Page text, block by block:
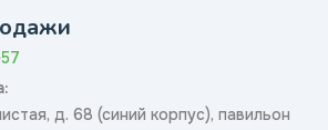
д. 68 (синий корпус), павильон